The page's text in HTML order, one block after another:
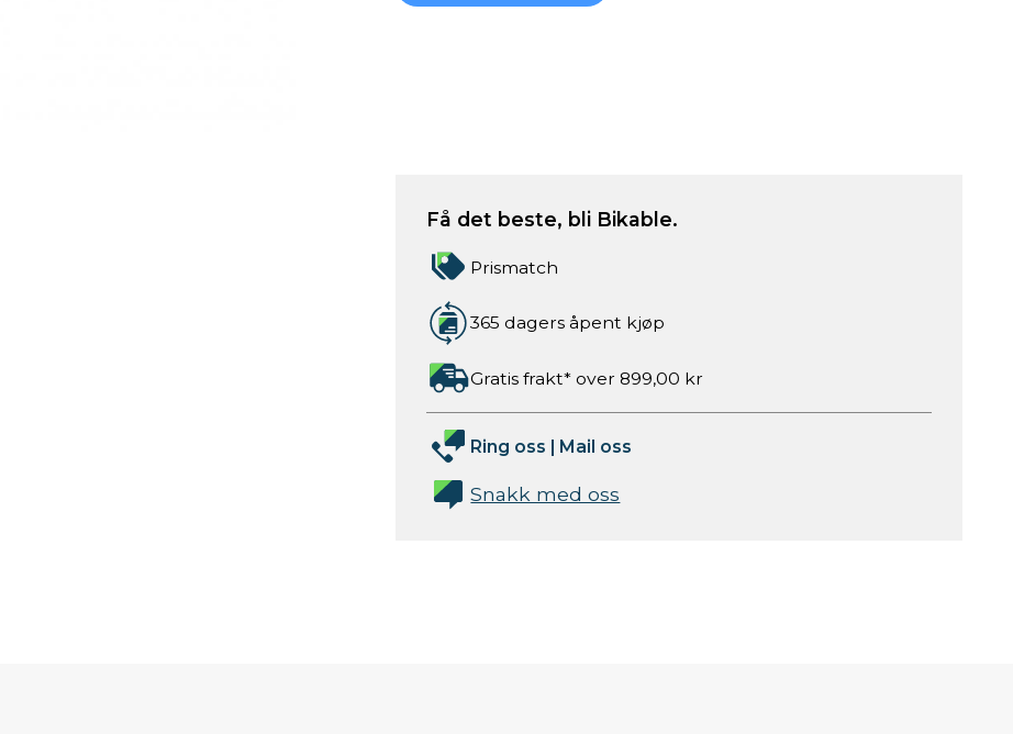
Få det beste, bli Bikable.
Prismatch
365 dagers åpent kjøp
Gratis frakt* over 899,00 kr
Ring oss | Mail oss
Snakk med oss